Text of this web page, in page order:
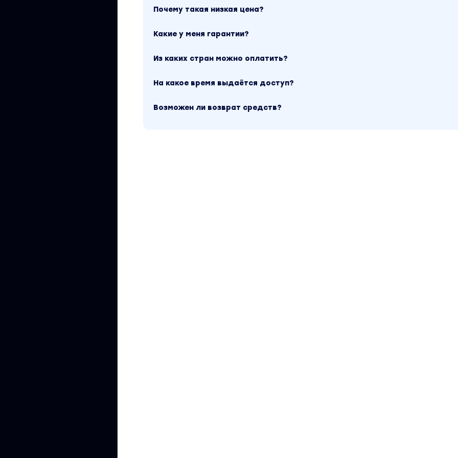
по сайту.
Почему такая низкая цена?
Какие у меня гарантии?
Из каких стран можно оплатить?
На какое время выдаётся доступ?
Возможен ли возврат средств?